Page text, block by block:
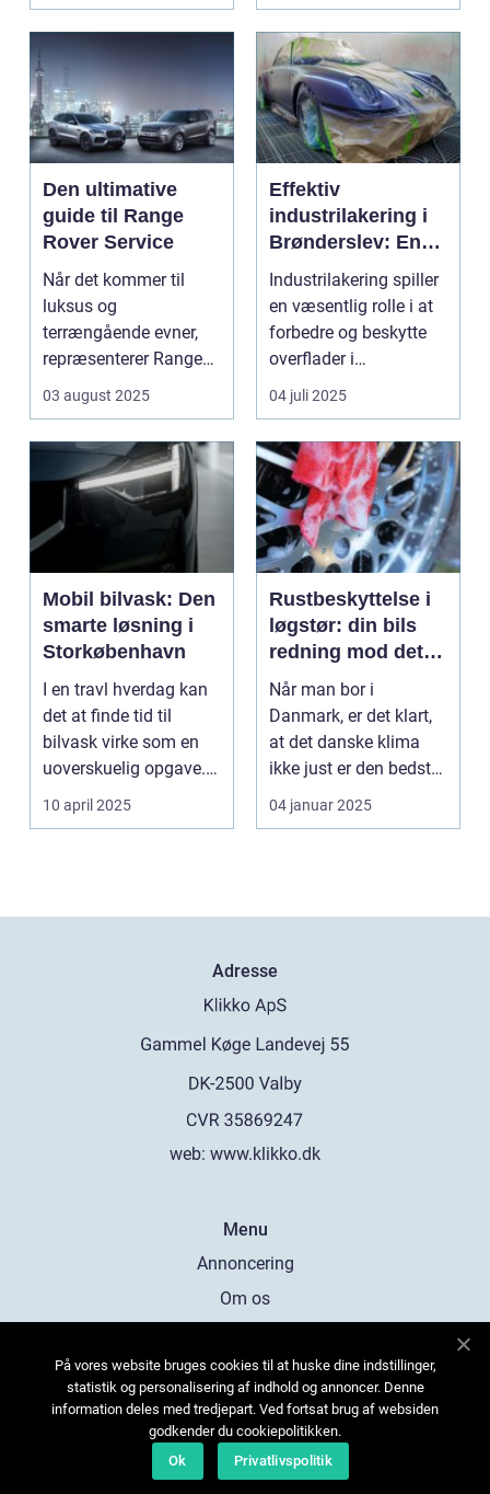
Den ultimative
guide til Range
Rover Service
Når det kommer til
luksus og
terrængående evner,
repræsenterer Range
Rover n...
03 august 2025
Effektiv
industrilakering i
Brønderslev: En
dybdegående
Industrilakering spiller
en væsentlig rolle i at
forbedre og beskytte
overflader i
forskellige...
04 juli 2025
Mobil bilvask: Den
smarte løsning i
Storkøbenhavn
I en travl hverdag kan
det at finde tid til
bilvask virke som en
uoverskuelig opgave.
Især i S...
10 april 2025
Rustbeskyttelse i
løgstør: din bils
redning mod det
danske klima
Når man bor i
Danmark, er det klart,
at det danske klima
ikke just er den bedste
ven for bilen...
04 januar 2025
Adresse
web: www.klikko.dk
Menu
Annoncering
Om os
Kontakt os
Sitemap
På vores website bruges cookies til at huske dine indstillinger,
statistik og personalisering af indhold og annoncer. Denne
information deles med tredjepart. Ved fortsat brug af websiden
godkender du cookiepolitikken.
Ok
Privatlivspolitik